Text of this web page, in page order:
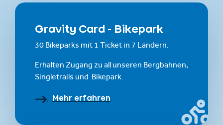
Gravity Card - Bikepark
30 Bikeparks mit 1 Ticket in 7 Ländern.
Erhalten Zugang zu all unseren Bergbahnen,
Singletrails und Bikepark.
Mehr erfahren